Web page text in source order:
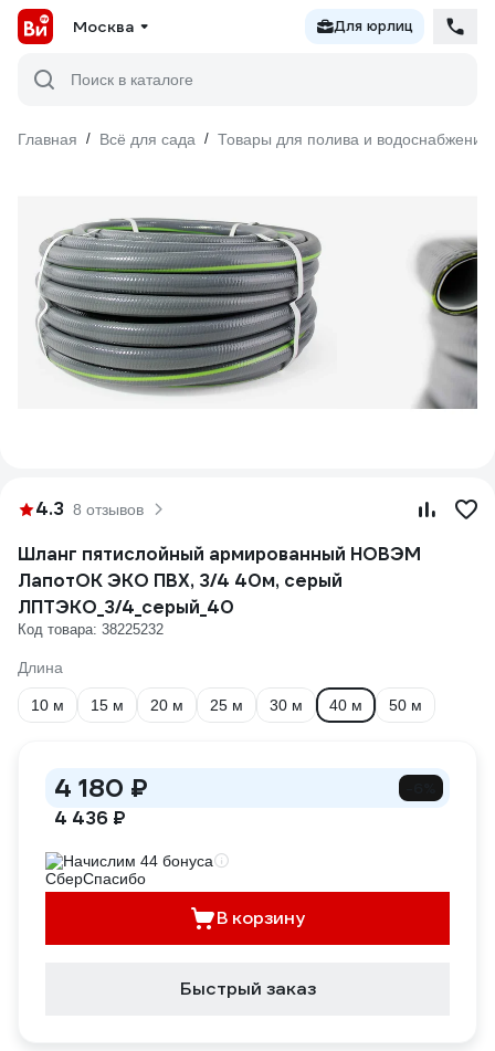
Москва Для юрлиц
Поиск в каталоге
Главная / Всё для сада / Товары для полива и водоснабжения
4.3 8 отзывов
Шланг пятислойный армированный НОВЭМ
ЛапотОК ЭКО ПВХ, 3/4 40м, серый
ЛПТЭКО_3/4_серый_40
Код товара: 38225232
Длина
10 м 15 м 20 м 25 м 30 м 40 м 50 м
4 180 ₽
4 436 ₽
Начислим 44 бонуса
В корзину
Быстрый заказ